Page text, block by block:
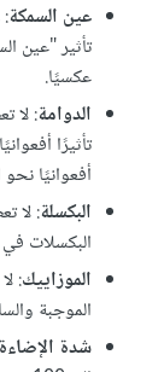
عين السمكة
الدوامة
تأثيرًا أفعوانيًا نحو
أفعوانيًا نحو اليمين.
البكسلة
البكسلات في الكائن.
الموزاييك
الموجبة والسالبة عدد
شدة الإضاءة